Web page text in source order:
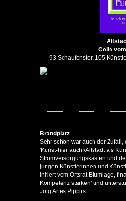
Celle
93 Schaufenster, 105
Brandplatz
Sehr schön war auch der
'Kunst-hier auch!/Altstadt als
Stromversorgungskästen und
jungen Künstlerinnen und
initiert vom Ortsrat Blumlage,
Kompetenz stärken' und
Jörg Artes Pippirs.